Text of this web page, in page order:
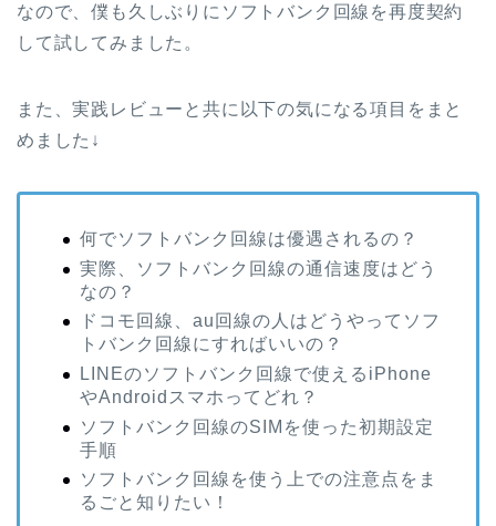
なので、僕も久しぶりにソフトバンク回線を再度契約
して試してみました。
また、実践レビューと共に以下の気になる項目をまと
めました↓
何でソフトバンク回線は優遇されるの？
実際、ソフトバンク回線の通信速度はどう
なの？
ドコモ回線、au回線の人はどうやってソフ
トバンク回線にすればいいの？
LINEのソフトバンク回線で使えるiPhone
やAndroidスマホってどれ？
ソフトバンク回線のSIMを使った初期設定
手順
ソフトバンク回線を使う上での注意点をま
るごと知りたい！